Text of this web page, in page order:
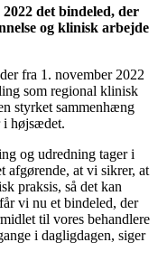
det bindeled, der
og klinisk arbejde
fra 1. november 2022
som regional klinisk
styrket sammenhæng
i højsædet.
og udredning tager i
afgørende, at vi sikrer, at
praksis, så det kan
vi nu et bindeled, der
til vores behandlere
i dagligdagen, siger